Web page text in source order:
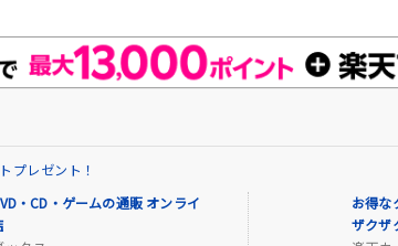
プレゼント！
・CD・ゲームの通販 オンライ
お得な
ザクザ